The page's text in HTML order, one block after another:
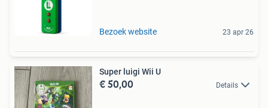
Bezoek website 23 apr 26
Super luigi Wii U
€ 50,00 Details